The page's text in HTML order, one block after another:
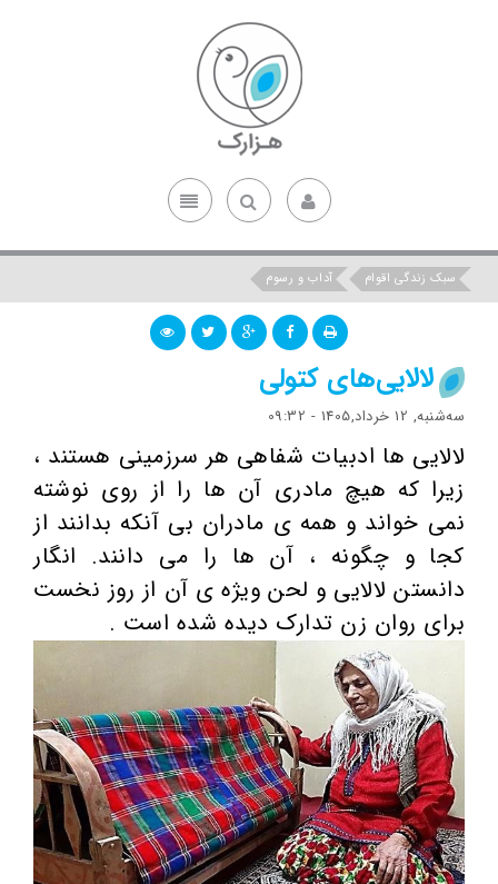
سبک زندگی اقوام آداب و رسوم
لالایی‌های کتولی
ﺳﻪشنبه, 12 خرداد,1405 - 09:32
لالایی ها ادبیات شفاهی هر سرزمینی هستند ،
زیرا که هیچ مادری آن ها را از روی نوشته
نمی خواند و همه ی مادران بی آنکه بدانند از
کجا و چگونه ، آن ها را می دانند. انگار
دانستن لالایی و لحن ویژه ی آن از روز نخست
برای روان زن تدارک دیده شده است .